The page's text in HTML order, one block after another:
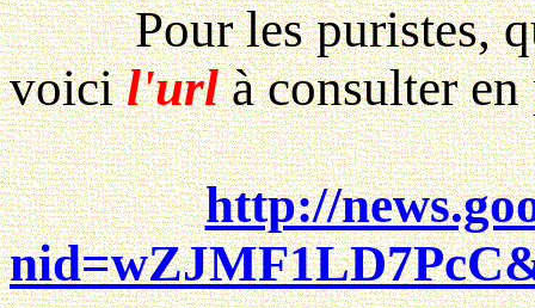
Pour les puristes,
voicil'urlà consulter en
http://